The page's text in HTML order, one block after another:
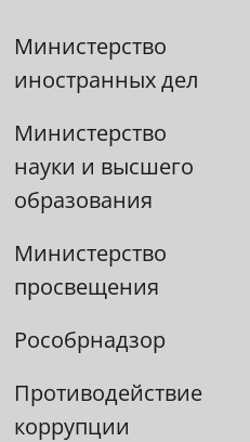
Министерство
иностранных дел
Министерство
науки и высшего
образования
Министерство
просвещения
Рособрнадзор
Противодействие
коррупции